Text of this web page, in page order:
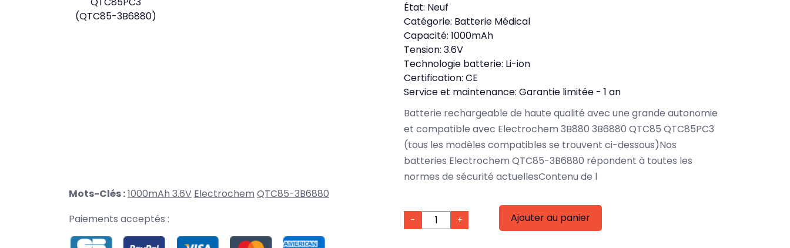
Mots-Clés :1000mAh 3.6V Electrochem QTC85-3B6880
Paiements acceptés :
État: Neuf
Catégorie: Batterie Médical
Capacité: 1000mAh
Tension: 3.6V
Technologie batterie: Li-ion
Certification: CE
Service et maintenance: Garantie limitée - 1 an
Batterie rechargeable de haute qualité avec une grande autonomie
et compatible avec Electrochem 3B880 3B6880 QTC85 QTC85PC3
(tous les modèles compatibles se trouvent ci-dessous)Nos
batteries Electrochem QTC85-3B6880 répondent à toutes les
normes de sécurité actuellesContenu de l
- + Ajouter au panier